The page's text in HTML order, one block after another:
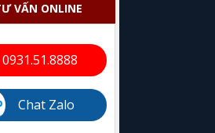
VẤN ONLINE
0931.51.8888
Chat Zalo